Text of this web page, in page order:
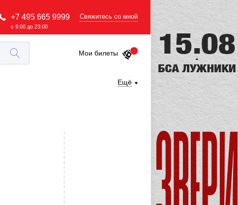
+7 495 665 9999
с 9:00 до 23:00
Свяжитесь со мной
Мои билеты
Ещё